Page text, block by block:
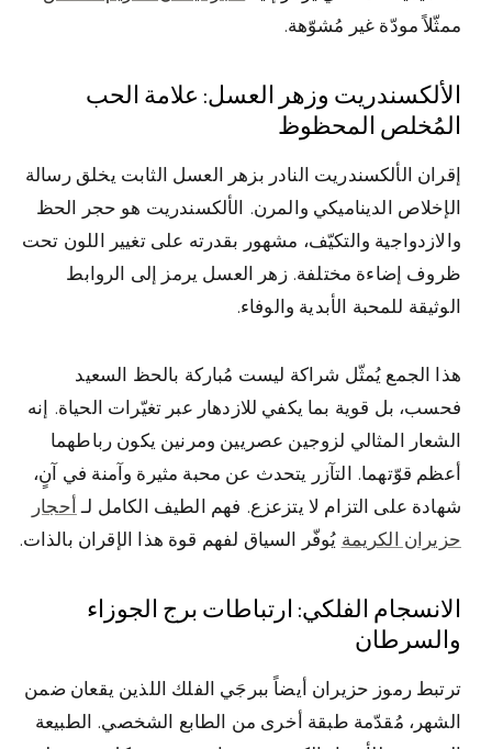
ممثّلاً مودّة غير مُشوّهة.
الألكسندريت وزهر العسل: علامة الحب
المُخلص المحظوظ
إقران الألكسندريت النادر بزهر العسل الثابت يخلق رسالة
الإخلاص الديناميكي والمرن. الألكسندريت هو حجر الحظ
والازدواجية والتكيّف، مشهور بقدرته على تغيير اللون تحت
ظروف إضاءة مختلفة. زهر العسل يرمز إلى الروابط
الوثيقة للمحبة الأبدية والوفاء.
هذا الجمع يُمثّل شراكة ليست مُباركة بالحظ السعيد
فحسب، بل قوية بما يكفي للازدهار عبر تغيّرات الحياة. إنه
الشعار المثالي لزوجين عصريين ومرنين يكون رباطهما
أعظم قوّتهما. التآزر يتحدث عن محبة مثيرة وآمنة في آنٍ،
شهادة على التزام لا يتزعزع. فهم الطيف الكامل لـأحجار
حزيران الكريمةيُوفّر السياق لفهم قوة هذا الإقران بالذات.
الانسجام الفلكي: ارتباطات برج الجوزاء
والسرطان
ترتبط رموز حزيران أيضاً ببرجَي الفلك اللذين يقعان ضمن
الشهر، مُقدّمة طبقة أخرى من الطابع الشخصي. الطبيعة